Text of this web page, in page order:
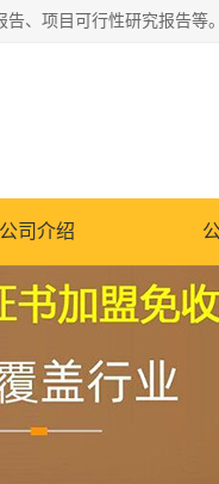
公司介绍